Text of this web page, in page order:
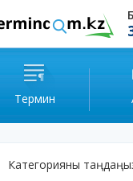
Термин
Категорияны